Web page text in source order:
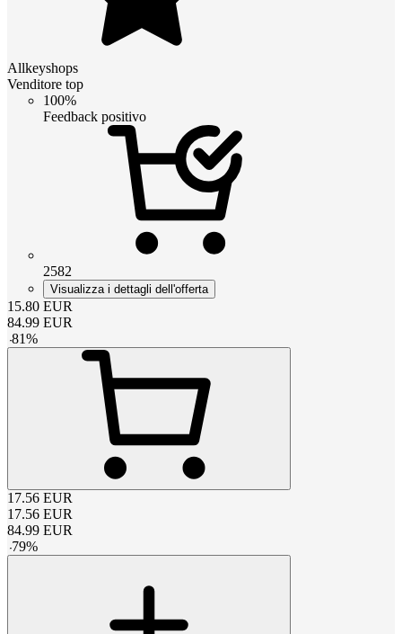
Allkeyshops
Venditore top
100%
Feedback positivo
2582
Visualizza i dettagli dell'offerta
15.80 EUR
84.99 EUR
-81%
17.56 EUR
17.56 EUR
84.99 EUR
-79%